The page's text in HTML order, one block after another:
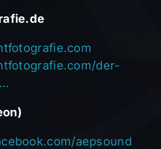
der-
aepsound